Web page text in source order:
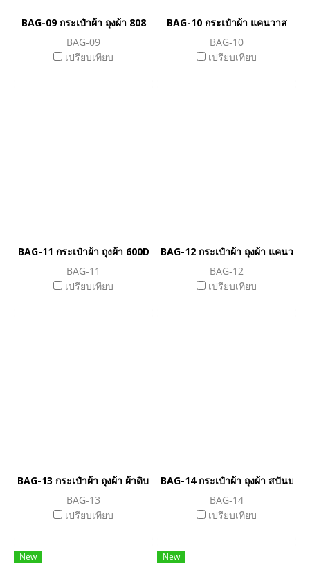
BAG-09 กระเป๋าผ้า ถุงผ้า 808
BAG-09
เปรียบเทียบ
BAG-10 กระเป๋าผ้า แคนวาส
BAG-10
เปรียบเทียบ
BAG-11 กระเป๋าผ้า ถุงผ้า 600D
BAG-11
เปรียบเทียบ
BAG-12 กระเป๋าผ้า ถุงผ้า แคนวา
BAG-12
เปรียบเทียบ
BAG-13 กระเป๋าผ้า ถุงผ้า ผ้าดิบ 12 ออนซ์ (Oz)
BAG-13
เปรียบเทียบ
BAG-14 กระเป๋าผ้า ถุงผ้า สปันบอ
BAG-14
เปรียบเทียบ
New New